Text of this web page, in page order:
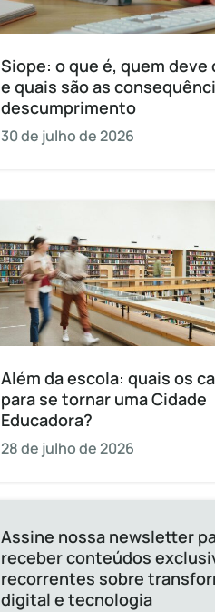
Siope: o que é, quem deve
e quais são as
descumprimento
30 de julho de 2026
Além da escola: quais os
para se tornar uma Cidade
Educadora?
28 de julho de 2026
Assine nossa newsletter
receber conteúdos
recorrentes sobre
digital e tecnologia